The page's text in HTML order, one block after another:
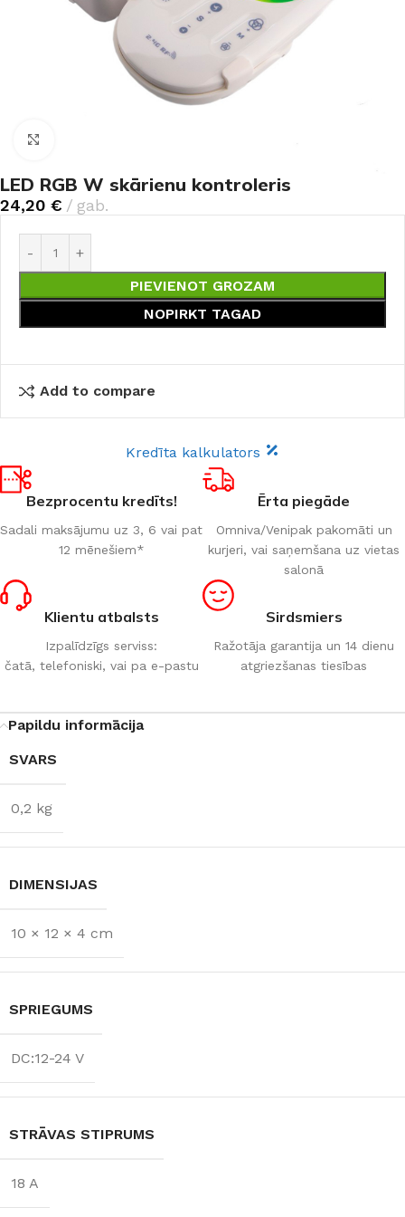
LED RGB W skārienu kontroleris
24,20 € gab.
PIEVIENOT GROZAM
NOPIRKT TAGAD
Add to compare
Kredīta kalkulators
Bezprocentu kredīts!
Sadali maksājumu uz 3, 6 vai pat
12 mēnešiem*
Ērta piegāde
Omniva/Venipak pakomāti un
kurjeri, vai saņemšana uz vietas
salonā
Klientu atbalsts
Izpalīdzīgs serviss:
čatā, telefoniski, vai pa e-pastu
Sirdsmiers
Ražotāja garantija un 14 dienu
atgriezšanas tiesības
Papildu informācija
SVARS
0,2 kg
DIMENSIJAS
10 × 12 × 4 cm
SPRIEGUMS
DC:12-24 V
STRĀVAS STIPRUMS
18 A